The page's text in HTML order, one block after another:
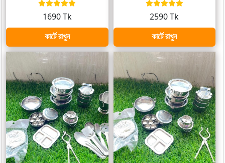
1690 Tk
কার্টে রাখুন
2590 Tk
কার্টে রাখুন